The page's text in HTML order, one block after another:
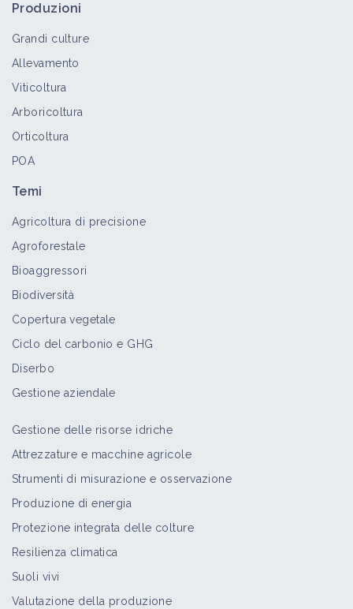
Produzioni
Grandi culture
Allevamento
Viticoltura
Arboricoltura
Orticoltura
POA
Temi
Agricoltura di precisione
Agroforestale
Bioaggressori
Biodiversità
Copertura vegetale
Ciclo del carbonio e GHG
Diserbo
Gestione aziendale
Gestione delle risorse idriche
Attrezzature e macchine agricole
Strumenti di misurazione e osservazione
Produzione di energia
Protezione integrata delle colture
Resilienza climatica
Suoli vivi
Valutazione della produzione